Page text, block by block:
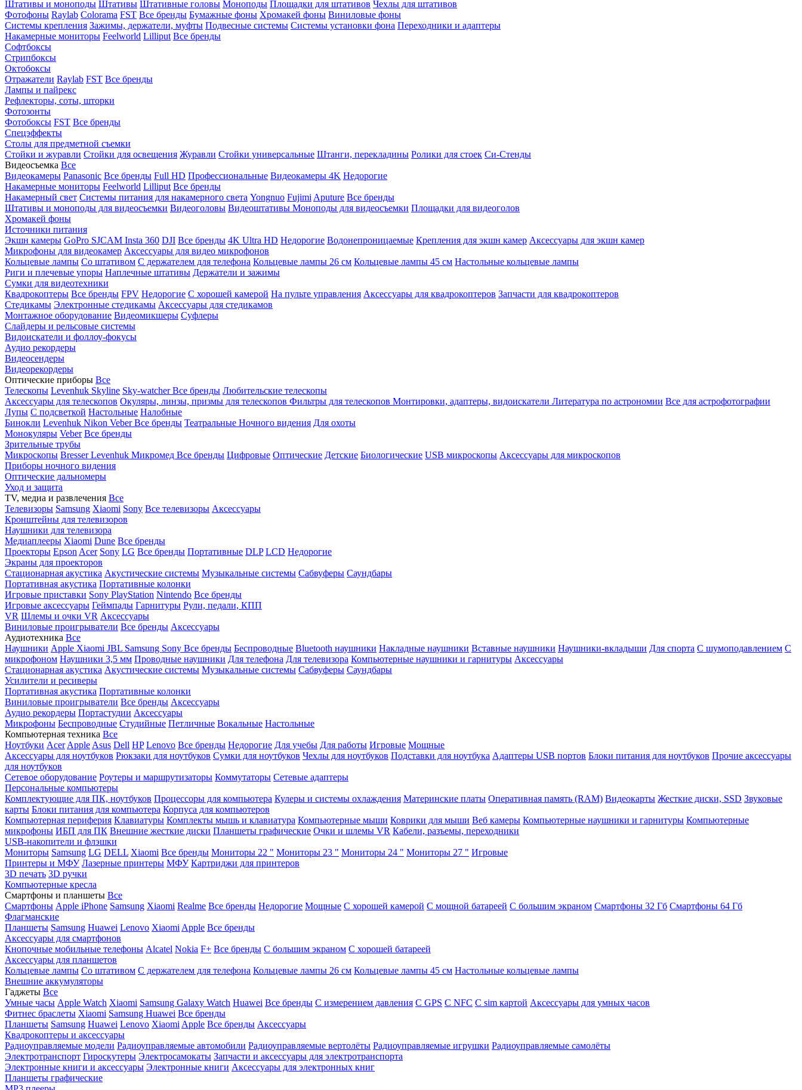
Штативы и моноподы Штативы Штативные головы Моноподы Площадки для штативов Чехлы для штативов
Фотофоны Raylab Colorama FST Все бренды Бумажные фоны Хромакей фоны Виниловые фоны
Системы крепления Зажимы, держатели, муфты Подвесные системы Системы установки фона Переходники и адаптеры
Накамерные мониторы Feelworld Lilliput Все бренды
Софтбоксы
Стрипбоксы
Октобоксы
Отражатели Raylab FST Все бренды
Лампы и пайрекс
Рефлекторы, соты, шторки
Фотозонты
Фотобоксы FST Все бренды
Спецэффекты
Столы для предметной съемки
Стойки и журавли Стойки для освещения Журавли Стойки универсальные Штанги, перекладины Ролики для стоек Си-Стенды
Видеосъемка Все
Видеокамеры Panasonic Все бренды Full HD Профессиональные Видеокамеры 4K Недорогие
Накамерные мониторы Feelworld Lilliput Все бренды
Накамерный свет Системы питания для накамерного света Yongnuo Fujimi Aputure Все бренды
Штативы и моноподы для видеосъемки Видеоголовы Видеоштативы Моноподы для видеосъемки Площадки для видеоголов
Хромакей фоны
Источники питания
Экшн камеры GoPro SJCAM Insta 360 DJI Все бренды 4K Ultra HD Недорогие Водонепроницаемые Крепления для экшн камер Аксессуары для экшн камер
Микрофоны для видеокамер Аксессуары для видео микрофонов
Кольцевые лампы Со штативом C держателем для телефона Кольцевые лампы 26 см Кольцевые лампы 45 см Настольные кольцевые лампы
Риги и плечевые упоры Наплечные штативы Держатели и зажимы
Сумки для видеотехники
Квадрокоптеры Все бренды FPV Недорогие С хорошей камерой На пульте управления Аксессуары для квадрокоптеров Запчасти для квадрокоптеров
Стедикамы Электронные стедикамы Аксессуары для стедикамов
Монтажное оборудование Видеомикшеры Суфлеры
Слайдеры и рельсовые системы
Видоискатели и фоллоу-фокусы
Аудио рекордеры
Видеосендеры
Видеорекордеры
Оптические приборы Все
Телескопы Levenhuk Skyline Sky-watcherВсе бренды Любительские телескопы
Аксессуары для телескопов Окуляры, линзы, призмы для телескопов Фильтры для телескопов Монтировки, адаптеры, видоискатели Литература по астрономии Все для астрофотографии
Лупы С подсветкой Настольные Налобные
Бинокли Levenhuk Nikon VeberВсе бренды Театральные Ночного видения Для охоты
Монокуляры Veber Все бренды
Зрительные трубы
Микроскопы BresserLevenhuk Микромед Все бренды Цифровые Оптические Детские Биологические USB микроскопы Аксессуары для микроскопов
Приборы ночного видения
Оптические дальномеры
Уход и защита
TV, медиа и развлечения Все
Телевизоры Samsung Xiaomi Sony Все телевизоры Аксессуары
Кронштейны для телевизоров
Наушники для телевизора
Медиаплееры Xiaomi Dune Все бренды
Проекторы Epson Acer Sony LG Все бренды Портативные DLP LCD Недорогие
Экраны для проекторов
Стационарная акустика Акустические системы Музыкальные системы Сабвуферы Саундбары
Портативная акустика Портативные колонки
Игровые приставки Sony PlayStation Nintendo Все бренды
Игровые аксессуары Геймпады Гарнитуры Рули, педали, КПП
VR Шлемы и очки VR Аксессуары
Виниловые проигрыватели Все бренды Аксессуары
Аудиотехника Все
Наушники Apple Xiaomi JBL Samsung Sony Все бренды Беспроводные Bluetooth наушники Накладные наушники Вставные наушники Наушники-вкладыши Для спорта С шумоподавлением С
микрофоном Наушники 3,5 мм Проводные наушники Для телефона Для телевизора Компьютерные наушники и гарнитуры Аксессуары
Стационарная акустика Акустические системы Музыкальные системы Сабвуферы Саундбары
Усилители и ресиверы
Портативная акустика Портативные колонки
Виниловые проигрыватели Все бренды Аксессуары
Аудио рекордеры Портастудии Аксессуары
Микрофоны Беспроводные Студийные Петличные Вокальные Настольные
Компьютерная техника Все
Ноутбуки Acer Apple Asus Dell HP Lenovo Все бренды Недорогие Для учебы Для работы Игровые Мощные
Аксессуары для ноутбуков Рюкзаки для ноутбуков Сумки для ноутбуков Чехлы для ноутбуков Подставки для ноутбука Адаптеры USB портов Блоки питания для ноутбуков Прочие аксессуары
для ноутбуков
Сетевое оборудование Роутеры и маршрутизаторы Коммутаторы Сетевые адаптеры
Персональные компьютеры
Комплектующие для ПК, ноутбуков Процессоры для компьютера Кулеры и системы охлаждения Материнские платы Оперативная память (RAM) Видеокарты Жесткие диски, SSD Звуковые
карты Блоки питания для компьютера Корпуса для компьютеров
Компьютерная периферия Клавиатуры Комплекты мышь и клавиатура Компьютерные мыши Коврики для мыши Веб камеры Компьютерные наушники и гарнитуры Компьютерные
микрофоны ИБП для ПК Внешние жесткие диски Планшеты графические Очки и шлемы VR Кабели, разъемы, переходники
USB-накопители и флэшки
Мониторы Samsung LG DELL Xiaomi Все бренды Мониторы 22 " Мониторы 23 " Мониторы 24 " Мониторы 27 " Игровые
Принтеры и МФУ Лазерные принтеры МФУ Картриджи для принтеров
3D печать 3D ручки
Компьютерные кресла
Смартфоны и планшеты Все
Смартфоны Apple iPhone Samsung Xiaomi Realme Все бренды Недорогие Мощные С хорошей камерой С мощной батареей С большим экраном Смартфоны 32 Гб Смартфоны 64 Гб
Флагманские
Планшеты Samsung Huawei Lenovo Xiaomi Apple Все бренды
Аксессуары для смартфонов
Кнопочные мобильные телефоны Alcatel Nokia F+ Все бренды С большим экраном С хорошей батареей
Аксессуары для планшетов
Кольцевые лампы Со штативом C держателем для телефона Кольцевые лампы 26 см Кольцевые лампы 45 см Настольные кольцевые лампы
Внешние аккумуляторы
Гаджеты Все
Умные часы Apple Watch Xiaomi Samsung Galaxy Watch Huawei Все бренды C измерением давления C GPS C NFC C sim картой Аксессуары для умных часов
Фитнес браслеты Xiaomi Samsung Huawei Все бренды
Планшеты Samsung Huawei Lenovo Xiaomi Apple Все бренды Аксессуары
Квадрокоптеры и аксессуары
Радиоуправляемые модели Радиоуправляемые автомобили Радиоуправляемые вертолёты Радиоуправляемые игрушки Радиоуправляемые самолёты
Электротранспорт Гироскутеры Электросамокаты Запчасти и аксессуары для электротранспорта
Электронные книги и аксессуары Электронные книги Аксессуары для электронных книг
Планшеты графические